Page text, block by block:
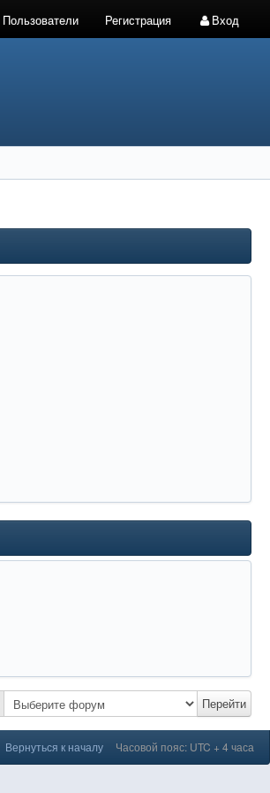
Пользователи Регистрация Вход
Перейти
Вернуться к началу Часовой пояс: UTC + 4 часа